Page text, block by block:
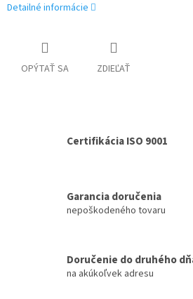
Detailné informácie
OPÝTAŤ SA ZDIEĽAŤ
Certifikácia ISO 9001
Garancia doručenia
nepoškodeného tovaru
Doručenie do druhého
na akúkoľvek adresu